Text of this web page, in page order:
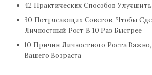
42 Практических Способов
30 Потрясающих Советов, Чтобы
Личностный Рост В 10 Раз Быстрее
10 Причин Личностного Роста
Вашего Возраста